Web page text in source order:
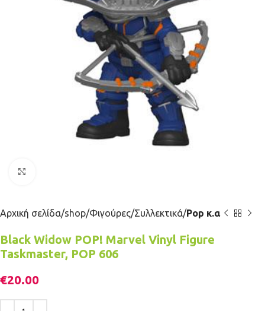
Αρχική σελίδα shop Φιγούρες Συλλεκτικά Pop κ.α
Black Widow POP! Marvel Vinyl Figure
Taskmaster, POP 606
€20.00